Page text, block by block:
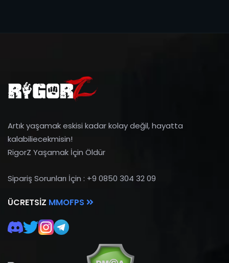
Artık yaşamak eskisi kadar kolay değil, hayatta
kalabiliecekmisin!
RigorZ Yaşamak İçin Öldür
Sipariş Sorunları İçin : +9 0850 304 32 09
ÜCRETSIZ MMOFPS